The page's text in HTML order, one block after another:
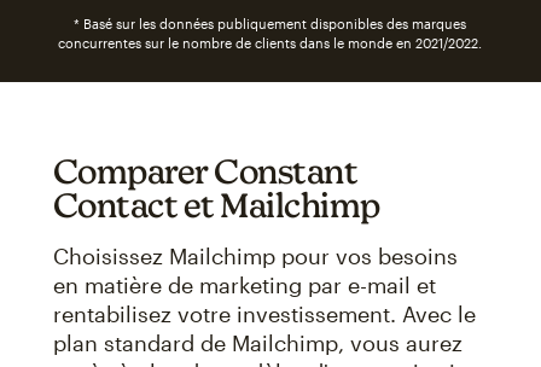
* Basé sur les données publiquement disponibles des marques
concurrentes sur le nombre de clients dans le monde en 2021/2022.
Comparer Constant
Contact et Mailchimp
Choisissez Mailchimp pour vos besoins
en matière de marketing par e-mail et
rentabilisez votre investissement. Avec le
plan standard de Mailchimp, vous aurez